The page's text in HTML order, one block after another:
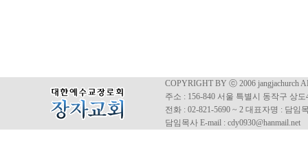
COPYRIGHT BY ⓒ 2006 jangjachurch
주소 : 156-840 서울 특별시 동작구 상도
전화 : 02-821-5690 ~ 2 대표자명 : 담임
담임목사 E-mail : cdy0930@hanmail.net